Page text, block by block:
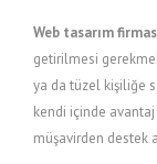
Web tasarım
getirilmesi
ya da tüzel kişiliğe
kendi içinde
müşavirden destek